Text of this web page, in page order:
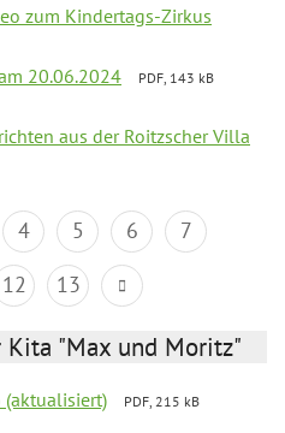
zum Kindertags-Zirkus
20.06.2024
PDF, 143 kB
aus der Roitzscher Villa
4 5 6
7
12 13
"Max und Moritz"
(aktualisiert)
PDF, 215 kB